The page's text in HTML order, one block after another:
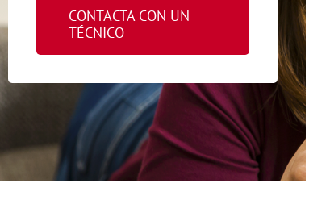
CONTACTA CON UN
TÉCNICO